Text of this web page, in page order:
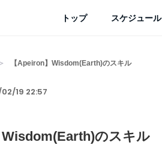
トップ スケジュール
【Apeiron】Wisdom(Earth)のスキル
19 22:57
Wisdom(Earth)のスキル